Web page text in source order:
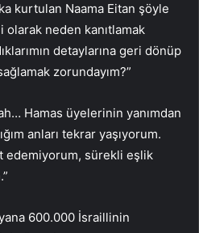
kurtulan Naama Eitan şöyle
olarak neden kanıtlamak
detaylarına geri dönüp
zorundayım?”
Hamas üyelerinin yanımdan
anları tekrar yaşıyorum.
edemiyorum, sürekli eşlik
600.000 İsraillinin